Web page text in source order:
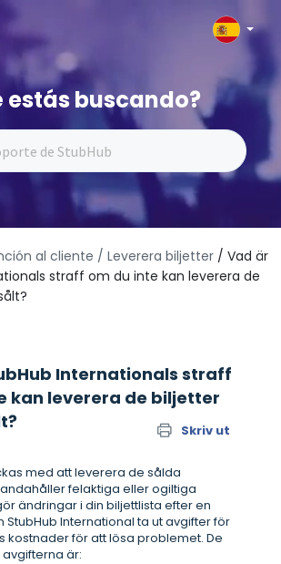
estás buscando?
al cliente / Leverera biljetter / Vad är
straff om du inte kan leverera de
Internationals straff
kan leverera de biljetter
Skriv ut
med att leverera de sålda
felaktiga eller ogiltiga
ändringar i din biljettlista efter en
StubHub International ta ut avgifter för
kostnader för att lösa problemet. De
är: